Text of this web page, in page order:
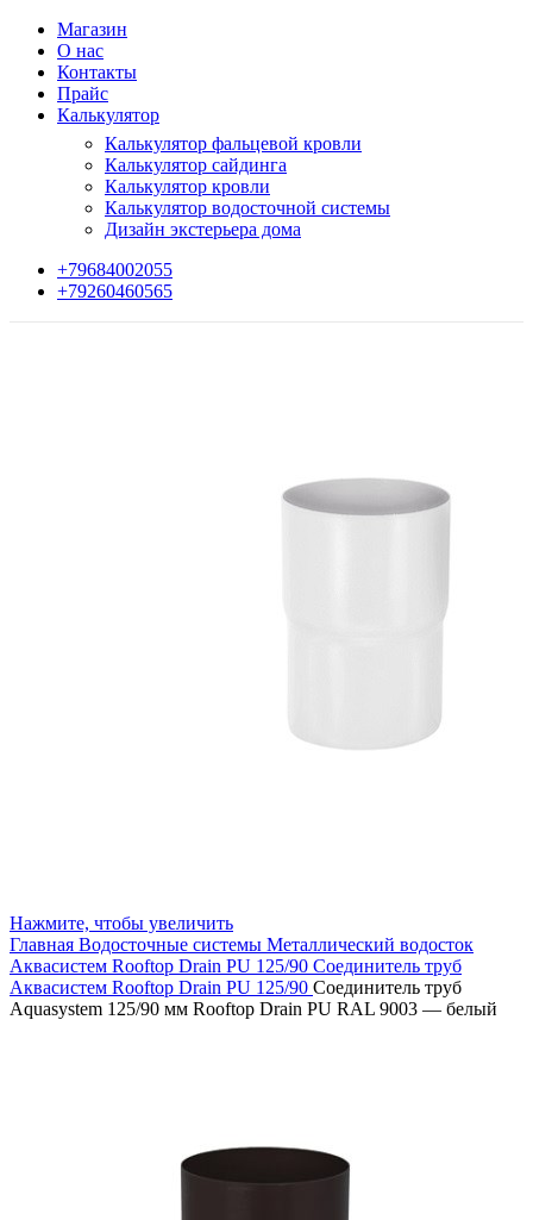
Магазин
О нас
Контакты
Прайс
Калькулятор
Калькулятор фальцевой кровли
Калькулятор сайдинга
Калькулятор кровли
Калькулятор водосточной системы
Дизайн экстерьера дома
+79684002055
+79260460565
Нажмите, чтобы увеличить
Главная Водосточные системы Металлический водосток
Аквасистем Rooftop Drain PU 125/90 Соединитель труб
Аквасистем Rooftop Drain PU 125/90 Соединитель труб
Aquasystem 125/90 мм Rooftop Drain PU RAL 9003 — белый